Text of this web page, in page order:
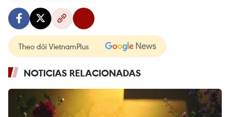
Theo dõi VietnamPlus
NOTICIAS RELACIONADAS